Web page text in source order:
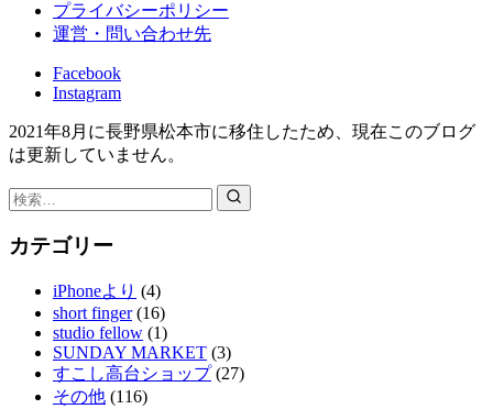
プライバシーポリシー
運営・問い合わせ先
Facebook
Instagram
2021年8月に長野県松本市に移住したため、現在このブログ
は更新していません。
検
索：
カテゴリー
iPhoneより (4)
short finger(16)
studio fellow (1)
SUNDAY MARKET (3)
すこし高台ショップ(27)
その他 (116)